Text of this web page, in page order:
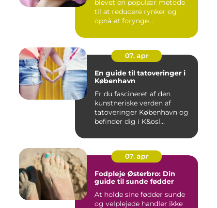
blevet en populær metode
til at reducere rynker og
opnå et forynge...
07. apr
En guide til tatoveringer i
København
Er du fascineret af den
kunstneriske verden af
tatoveringer København og
befinder dig i K&osl...
07. apr
Fodpleje Østerbro: Din
guide til sunde fødder
At holde sine fødder sunde
og velplejede handler ikke